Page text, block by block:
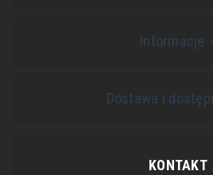
Informacje
Dostawa i
KONTAKT